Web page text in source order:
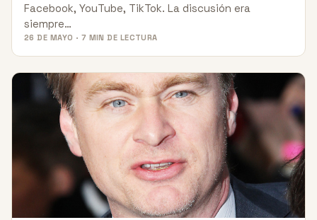
Facebook, YouTube, TikTok. La discusión era
siempre…
26 DE MAYO · 7 MIN DE LECTURA